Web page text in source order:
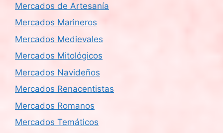
Mercados de Artesanía
Mercados Marineros
Mercados Medievales
Mercados Mitológicos
Mercados Navideños
Mercados Renacentistas
Mercados Romanos
Mercados Temáticos